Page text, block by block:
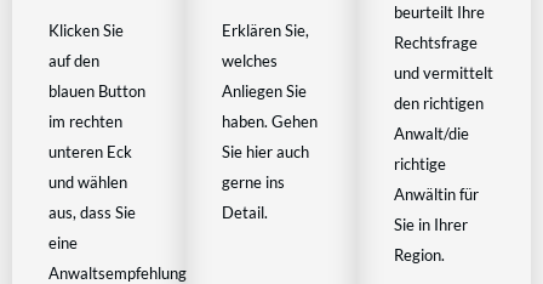
Klicken Sie
auf den
blauen Button
im rechten
unteren Eck
und wählen
aus, dass Sie
eine
Anwaltsempfehlung
Erklären Sie,
welches
Anliegen Sie
haben. Gehen
Sie hier auch
gerne ins
Detail.
beurteilt Ihre
Rechtsfrage
und vermittelt
den richtigen
Anwalt/die
richtige
Anwältin für
Sie in Ihrer
Region.